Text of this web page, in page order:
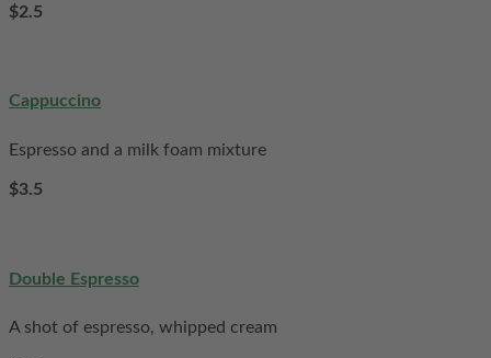
$2.5
Cappuccino
Espresso and a milk foam mixture
$3.5
Double Espresso
A shot of espresso, whipped cream